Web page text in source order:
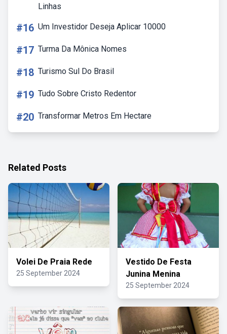
Linhas
#16 Um Investidor Deseja Aplicar 10000
#17 Turma Da Mônica Nomes
#18 Turismo Sul Do Brasil
#19 Tudo Sobre Cristo Redentor
#20 Transformar Metros Em Hectare
Related Posts
Volei De Praia Rede
25 September 2024
Vestido De Festa
Junina Menina
25 September 2024